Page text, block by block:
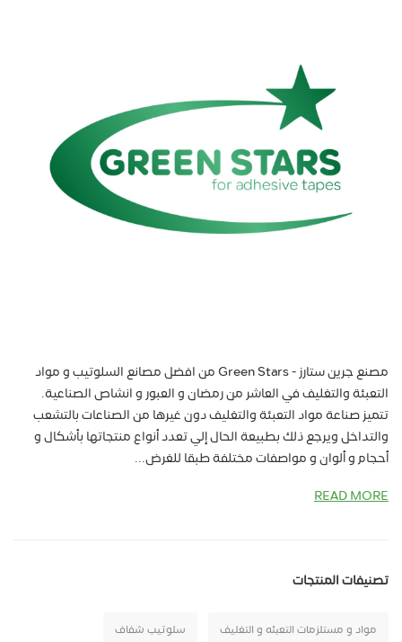
مصنع جرين ستارز - Green Stars من افضل مصانع السلوتيب و مواد
التعبئة والتغليف في العاشر من رمضان و العبور و انشاص الصناعية.
تتميز صناعة مواد التعبئة والتغليف دون غيرها من الصناعات بالتشعب
والتداخل ويرجع ذلك بطبيعة الحال إلي تعدد أنواع منتجاتها بأشكال و
أحجام و ألوان و مواصفات مختلفة طبقا للغرض...
READ MORE
تصنيفات المنتجات
مواد و مستلزمات التعبئه و التغليف سلوتيب شفاف